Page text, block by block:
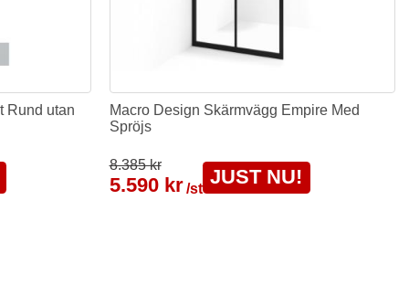
Rund utan
Macro Design Skärmvägg Empire Med
Spröjs
8.385 kr
5.590 kr /st
JUST NU!